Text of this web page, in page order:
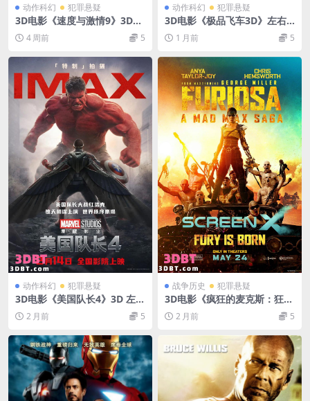
动作科幻 犯罪悬疑
3D电影《速度与激情9》3D上
下宽屏格式 高清 百度网盘 下
载 4 周前 5
动作科幻 犯罪悬疑
3D电影《极品飞车3D》左右
分屏格式 中文字幕 3D电影 百
度网盘 下载
1 月前 5
动作科幻 犯罪悬疑
3D电影《美国队长4》3D 左右
分屏格式 中文字幕 百度网盘
下载2 月前 5
战争历史 犯罪悬疑
3D电影《疯狂的麦克斯：狂暴
女神3D》中文字幕 超清 左右
格式分屏 网盘下载
2 月前 5